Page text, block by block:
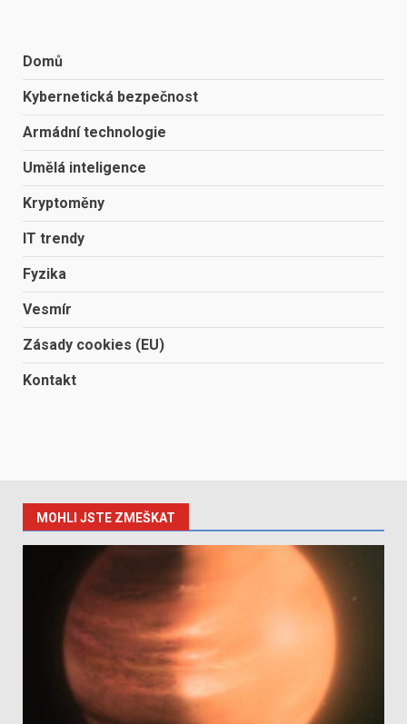
Domů
Kybernetická bezpečnost
Armádní technologie
Umělá inteligence
Kryptoměny
IT trendy
Fyzika
Vesmír
Zásady cookies (EU)
Kontakt
MOHLI JSTE ZMEŠKAT